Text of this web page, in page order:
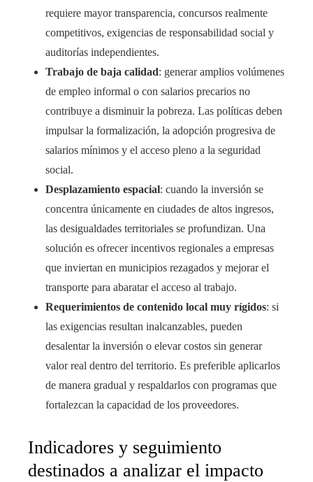
requiere mayor transparencia, concursos realmente
competitivos, exigencias de responsabilidad social y
auditorías independientes.
Trabajo de baja calidad: generar amplios volúmenes
de empleo informal o con salarios precarios no
contribuye a disminuir la pobreza. Las políticas deben
impulsar la formalización, la adopción progresiva de
salarios mínimos y el acceso pleno a la seguridad
social.
Desplazamiento espacial: cuando la inversión se
concentra únicamente en ciudades de altos ingresos,
las desigualdades territoriales se profundizan. Una
solución es ofrecer incentivos regionales a empresas
que inviertan en municipios rezagados y mejorar el
transporte para abaratar el acceso al trabajo.
Requerimientos de contenido local muy rígidos: si
las exigencias resultan inalcanzables, pueden
desalentar la inversión o elevar costos sin generar
valor real dentro del territorio. Es preferible aplicarlos
de manera gradual y respaldarlos con programas que
fortalezcan la capacidad de los proveedores.
Indicadores y seguimiento
destinados a analizar el impacto